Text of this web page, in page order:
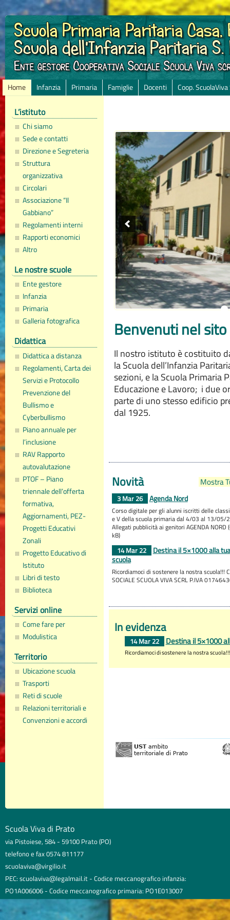
Home Infanzia Primaria Famiglie Docenti Coop. ScuolaViva
L’istituto
Chi siamo
Sede e contatti
Direzione e Segreteria
Struttura
organizzativa
Circolari
Associazione “Il
Gabbiano”
Regolamenti interni
Rapporti economici
Altro
Le nostre scuole
Ente gestore
Infanzia
Primaria
Galleria fotografica
Didattica
Didattica a distanza
Regolamenti, Carta dei
Servizi e Protocollo
Prevenzione del
Bullismo e
Cyberbullismo
Piano annuale per
l’inclusione
RAV Rapporto
autovalutazione
PTOF – Piano
triennale dell’offerta
formativa,
Aggiornamenti, PEZ-
Progetti Educativi
Zonali
Progetto Educativo di
Istituto
Libri di testo
Biblioteca
Servizi online
Come fare per
Modulistica
Territorio
Ubicazione scuola
Trasporti
Reti di scuole
Relazioni territoriali e
Convenzioni e accordi
Benvenuti nel
Il nostro istituto è costituito
la Scuola dell’Infanzia
sezioni, e la Scuola Primaria
Educazione e Lavoro; i due
parte di uno stesso edificio
dal 1925.
Novità Mostra
3 Mar 26 Agenda Nord
Corso digitale per gli alunni iscritti delle
e V della scuola primaria dal 4/03 al 13/05/
Allegati pubblicità ai genitori AGENDA NORD
kB)
14 Mar 22
Destina il 5×1000 alla tua
scuola
Ricordiamoci di sostenere la nostra scuola!!!
SOCIALE SCUOLA VIVA SCRL P.IVA
In evidenza
14 Mar 22 Destina il 5×1000
Ricordiamoci di sostenere la nostra scuola!!!
Scuola Viva di Prato
via Pistoiese, 584 - 59100 Prato (PO)
telefono e fax 0574 811177
scuolaviva@virgilio.it
PEC: scuolaviva@legalmail.it - Codice meccanografico infanzia:
PO1A006006 - Codice meccanografico primaria: PO1E013007